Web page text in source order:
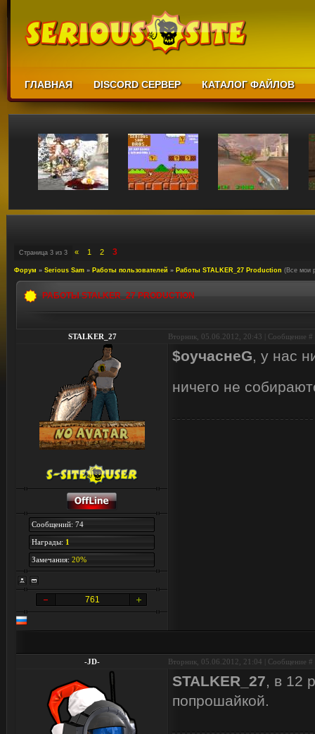
ГЛАВНАЯ DISCORD СЕРВЕР КАТАЛОГ ФАЙЛОВ
Страница 3 из 3 « 1 2 3
Форум » Serious Sam » Работы пользователей » Работы STALKER_27 Production (Все мои
РАБОТЫ STALKER_27 PRODUCTION
STALKER_27 Вторник, 05.06.2012, 20:43 | Сообщение #
Сообщений: 74
Награды: 1
Замечания: 20%
761
$оучаснеG, у нас
ничего не
-JD- Вторник, 05.06.2012, 21:04 | Сообщение #
STALKER_27, в 12
попрошайкой.